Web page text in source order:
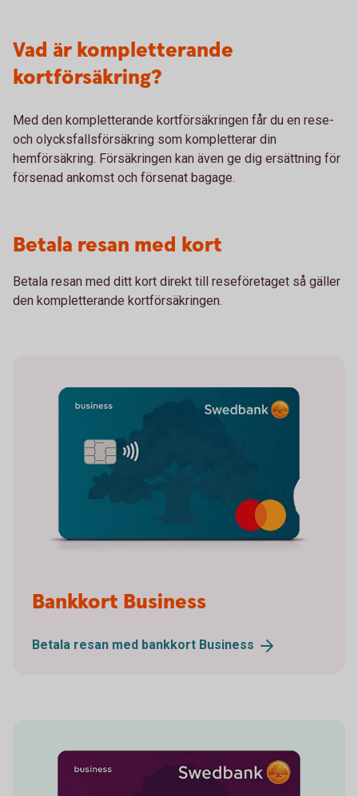
Vad är kompletterande
kortförsäkring?
Med den kompletterande kortförsäkringen får du en rese-
och olycksfallsförsäkring som kompletterar din
hemförsäkring. Försäkringen kan även ge dig ersättning för
försenad ankomst och försenat bagage.
Betala resan med kort
Betala resan med ditt kort direkt till reseföretaget så gäller
den kompletterande kortförsäkringen.
Bankkort Business
Betala resan med bankkort Business